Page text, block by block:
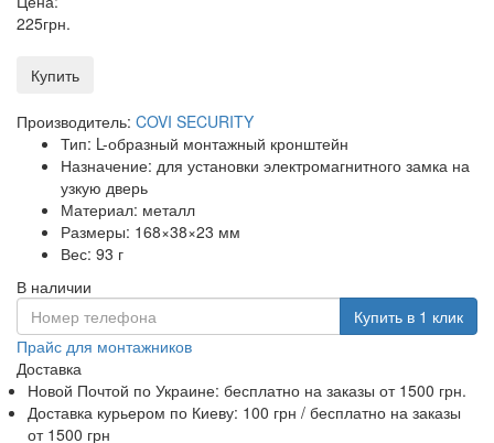
225грн.
Купить
Производитель: COVI SECURITY
Тип: L-образный монтажный кронштейн
Назначение: для установки электромагнитного замка на
узкую дверь
Материал: металл
Размеры: 168×38×23 мм
Вес: 93 г
В наличии
Купить в 1 клик
Прайс для монтажников
Доставка
Новой Почтой по Украине: бесплатно на заказы от 1500 грн.
Доставка курьером по Киеву: 100 грн / бесплатно на заказы
от 1500 грн